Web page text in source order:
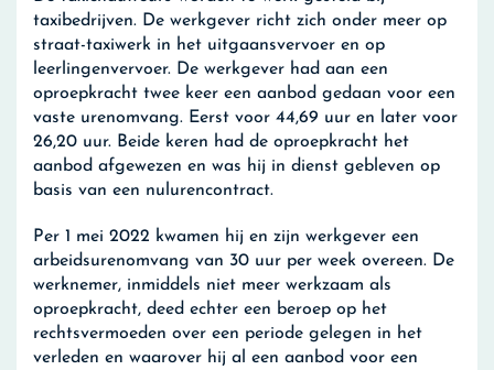
taxibedrijven. De werkgever richt zich onder meer op
straat-taxiwerk in het uitgaansvervoer en op
leerlingenvervoer. De werkgever had aan een
oproepkracht twee keer een aanbod gedaan voor een
vaste urenomvang. Eerst voor 44,69 uur en later voor
26,20 uur. Beide keren had de oproepkracht het
aanbod afgewezen en was hij in dienst gebleven op
basis van een nulurencontract.
Per 1 mei 2022 kwamen hij en zijn werkgever een
arbeidsurenomvang van 30 uur per week overeen. De
werknemer, inmiddels niet meer werkzaam als
oproepkracht, deed echter een beroep op het
rechtsvermoeden over een periode gelegen in het
verleden en waarover hij al een aanbod voor een